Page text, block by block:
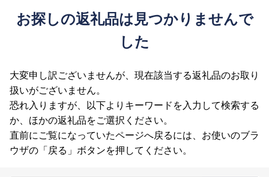
お探しの返礼品は見つかりませんで
した
大変申し訳ございませんが、現在該当する返礼品のお取り
扱いがございません。
恐れ入りますが、以下よりキーワードを入力して検索する
か、ほかの返礼品をご選択ください。
直前にご覧になっていたページへ戻るには、お使いのブラ
ウザの「戻る」ボタンを押してください。